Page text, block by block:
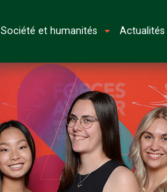
Société et humanités Actualités